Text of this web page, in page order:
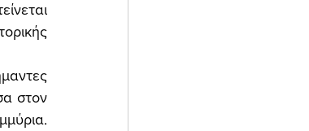
στον